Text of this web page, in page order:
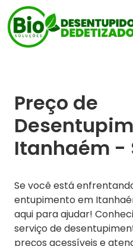
Preço de
Itanhaém -
Se você está
entupimento em
aqui para ajudar!
serviço de
preços acessíveis e